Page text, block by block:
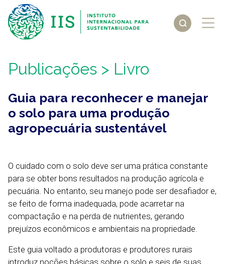
Publicações > Livro
Guia para reconhecer e manejar
o solo para uma produção
agropecuária sustentável
O cuidado com o solo deve ser uma prática constante
para se obter bons resultados na produção agrícola e
pecuária. No entanto, seu manejo pode ser desafiador e,
se feito de forma inadequada, pode acarretar na
compactação e na perda de nutrientes, gerando
prejuízos econômicos e ambientais na propriedade.
Este guia voltado a produtoras e produtores rurais
introduz noções básicas sobre o solo e seis de suas